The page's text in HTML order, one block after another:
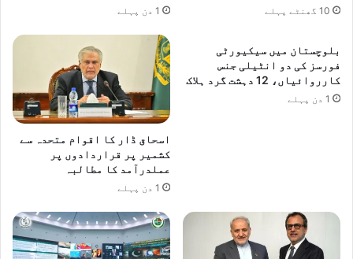
10 گھنٹے پہلے 1 دن پہلے
بلوچستان میں سیکیورٹی
فورسز کی دو انٹیلی جنس
کارروائیاں، 12 دہشت گرد ہلاک
1 دن پہلے
اسحاق ڈار کا اقوام متحدہ سے
کشمیر پر قراردادوں پر
عملدرآمد کا مطالبہ
1 دن پہلے